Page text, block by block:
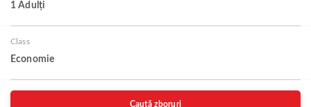
1 Adulți
Class
Economie
Caută zboruri